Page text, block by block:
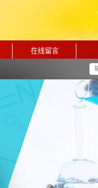
在线留言